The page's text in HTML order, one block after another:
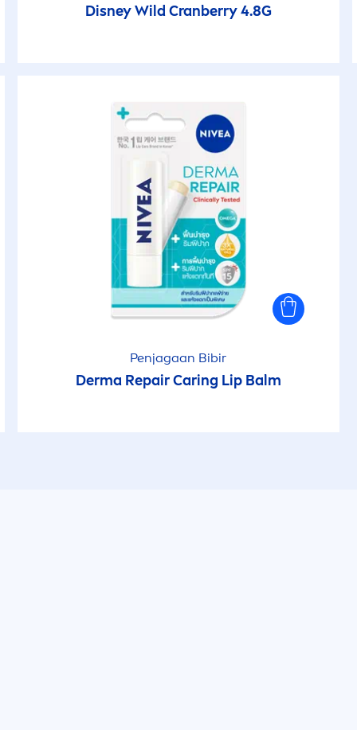
Disney Wild Cranberry 4.8G
Penjagaan Bibir
Derma RepairCaring LipBalm